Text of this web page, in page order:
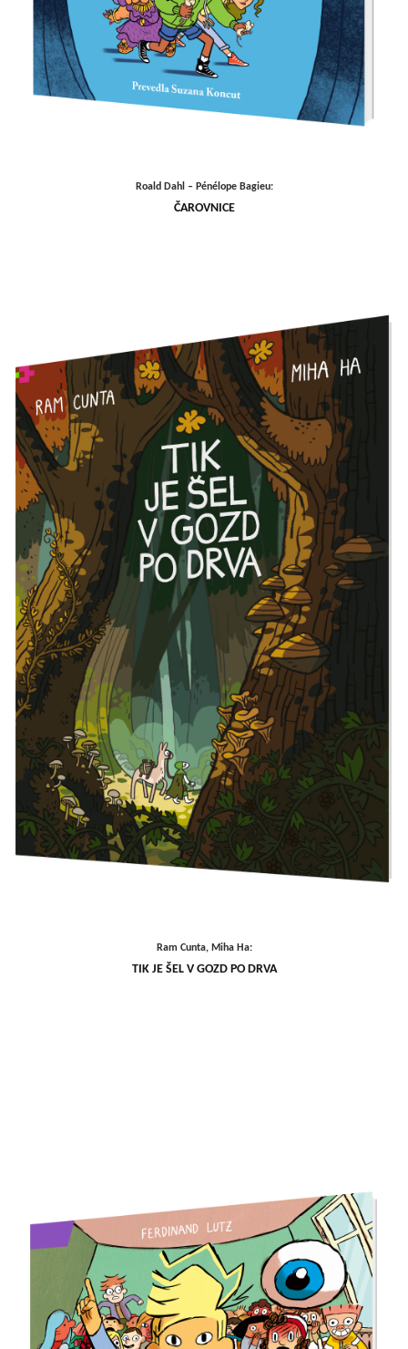
Roald Dahl – Pénélope Bagieu:
ČAROVNICE
Ram Cunta, Miha Ha:
TIK JE ŠEL V GOZD PO DRVA